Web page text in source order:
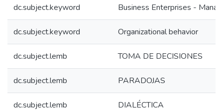
dc.subject.keyword Business Enterprises -
dc.subject.keyword Organizational behavior
dc.subject.lemb TOMA DE DECISIONES
dc.subject.lemb PARADOJAS
dc.subject.lemb DIALÉCTICA